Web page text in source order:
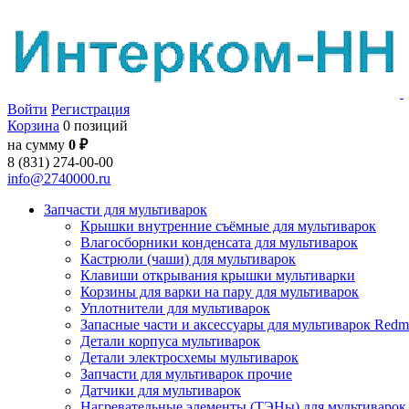
Войти Регистрация
Корзина 0 позиций
на сумму 0 ₽
8 (831) 274-00-00
info@2740000.ru
Запчасти для мультиварок
Крышки внутренние съёмные для мультиварок
Влагосборники конденсата для мультиварок
Кастрюли (чаши) для мультиварок
Клавиши открывания крышки мультиварки
Корзины для варки на пару для мультиварок
Уплотнители для мультиварок
Запасные части и аксессуары для мультиварок
Детали корпуса мультиварок
Детали электросхемы мультиварок
Запчасти для мультиварок прочие
Датчики для мультиварок